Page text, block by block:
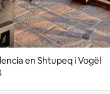
en Shtupeq i Vogël